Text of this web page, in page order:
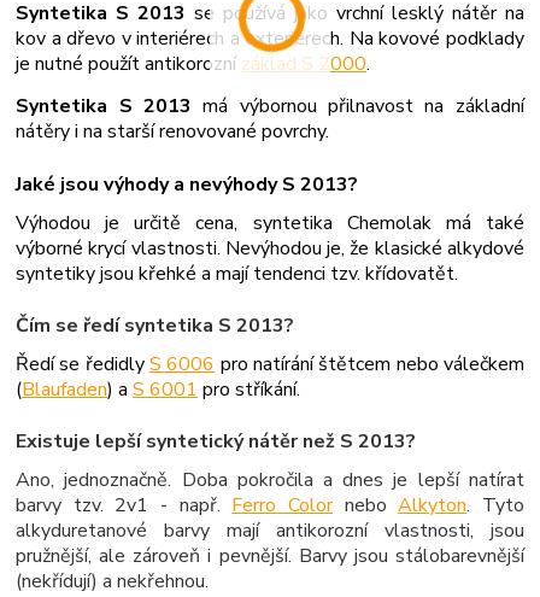
Syntetika S 2013 se používá jako vrchní lesklý nátěr na
kov a dřevo v interiérech a exteriérech. Na kovové podklady
je nutné použít antikoroznízáklad S 2000.
Syntetika S 2013 má výbornou přilnavost na základní
nátěry i na starší renovované povrchy.
Jaké jsou výhody a nevýhody S 2013?
Výhodou je určitě cena, syntetika Chemolak má také
výborné krycí vlastnosti. Nevýhodou je, že klasické alkydové
syntetiky jsou křehké a mají tendenci tzv. křídovatět.
Čím se ředí syntetika S 2013?
Ředí se ředidlyS 6006 pro natírání štětcem nebo válečkem
(Blaufaden) aS 6001 pro stříkání.
Existuje lepší syntetický nátěr než S 2013?
Ano, jednoznačně. Doba pokročila a dnes je lepší natírat
barvy tzv. 2v1 - např. Ferro ColorneboAlkyton. Tyto
alkyduretanové barvy mají antikorozní vlastnosti, jsou
pružnější, ale zároveň i pevnější. Barvy jsou stálobarevnější
(nekřídují) a nekřehnou.